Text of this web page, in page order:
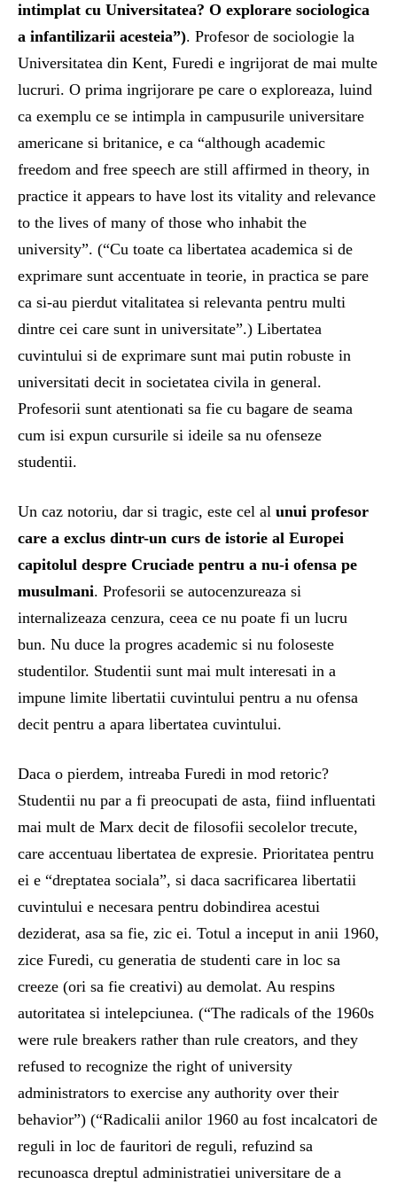
intimplat cu Universitatea? O explorare sociologica
a infantilizarii acesteia”). Profesor de sociologie la
Universitatea din Kent, Furedi e ingrijorat de mai multe
lucruri. O prima ingrijorare pe care o exploreaza, luind
ca exemplu ce se intimpla in campusurile universitare
americane si britanice, e ca “although academic
freedom and free speech are still affirmed in theory, in
practice it appears to have lost its vitality and relevance
to the lives of many of those who inhabit the
university”. (“Cu toate ca libertatea academica si de
exprimare sunt accentuate in teorie, in practica se pare
ca si-au pierdut vitalitatea si relevanta pentru multi
dintre cei care sunt in universitate”.) Libertatea
cuvintului si de exprimare sunt mai putin robuste in
universitati decit in societatea civila in general.
Profesorii sunt atentionati sa fie cu bagare de seama
cum isi expun cursurile si ideile sa nu ofenseze
studentii.
Un caz notoriu, dar si tragic, este cel al unui profesor
care a exclus dintr-un curs de istorie al Europei
capitolul despre Cruciade pentru a nu-i ofensa pe
musulmani. Profesorii se autocenzureaza si
internalizeaza cenzura, ceea ce nu poate fi un lucru
bun. Nu duce la progres academic si nu foloseste
studentilor. Studentii sunt mai mult interesati in a
impune limite libertatii cuvintului pentru a nu ofensa
decit pentru a apara libertatea cuvintului.
Daca o pierdem, intreaba Furedi in mod retoric?
Studentii nu par a fi preocupati de asta, fiind influentati
mai mult de Marx decit de filosofii secolelor trecute,
care accentuau libertatea de expresie. Prioritatea pentru
ei e “dreptatea sociala”, si daca sacrificarea libertatii
cuvintului e necesara pentru dobindirea acestui
deziderat, asa sa fie, zic ei. Totul a inceput in anii 1960,
zice Furedi, cu generatia de studenti care in loc sa
creeze (ori sa fie creativi) au demolat. Au respins
autoritatea si intelepciunea. (“The radicals of the 1960s
were rule breakers rather than rule creators, and they
refused to recognize the right of university
administrators to exercise any authority over their
behavior”) (“Radicalii anilor 1960 au fost incalcatori de
reguli in loc de fauritori de reguli, refuzind sa
recunoasca dreptul administratiei universitare de a